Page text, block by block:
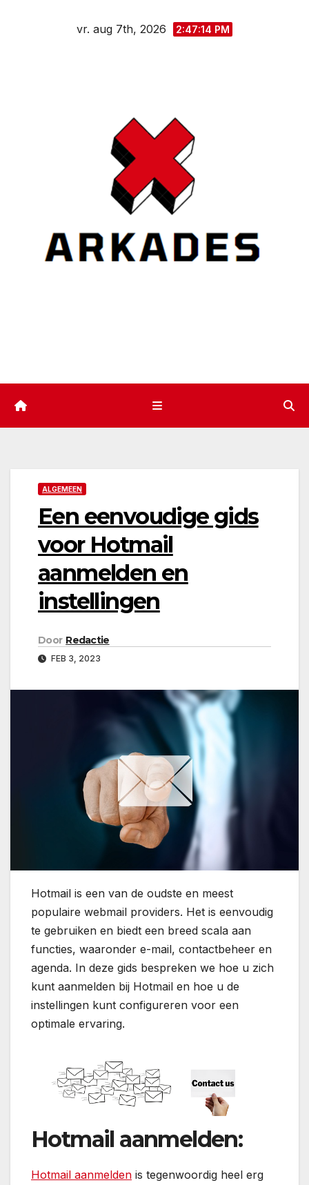
vr. aug 7th, 2026 2:47:14 PM
ALGEMEEN
Een eenvoudige gids
voor Hotmail
aanmelden en
instellingen
Door Redactie
FEB 3, 2023
Hotmail is een van de oudste en meest
populaire webmail providers. Het is eenvoudig
te gebruiken en biedt een breed scala aan
functies, waaronder e-mail, contactbeheer en
agenda. In deze gids bespreken we hoe u zich
kunt aanmelden bij Hotmail en hoe u de
instellingen kunt configureren voor een
optimale ervaring.
Hotmail aanmelden:
Hotmail aanmelden is tegenwoordig heel erg